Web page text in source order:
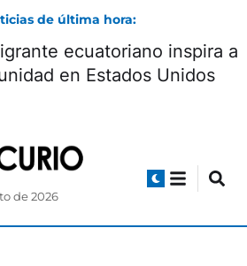
de última hora:
ecuatoriano inspira a
en Estados Unidos
de 2026